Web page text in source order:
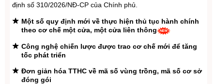
định số 310/2026/NĐ-CP của Chính phủ.
Một số quy định mới về thực hiện thủ tục hành chính
theo cơ chế một cửa, một cửa liên thông
Công nghệ chiến lược được trao cơ chế mới để tăng
tốc phát triển
Đơn giản hóa TTHC về mã số vùng trồng, mã số cơ sở
đóng gói